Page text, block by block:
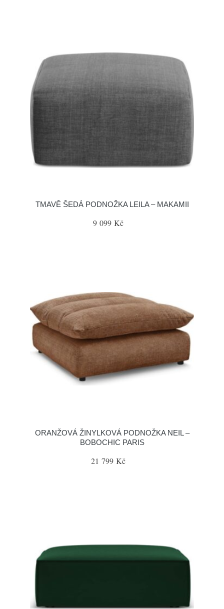
TMAVĚ ŠEDÁ PODNOŽKA LEILA – MAKAMII
9 099 Kč
ORANŽOVÁ ŽINYLKOVÁ PODNOŽKA NEIL –
BOBOCHIC PARIS
21 799 Kč